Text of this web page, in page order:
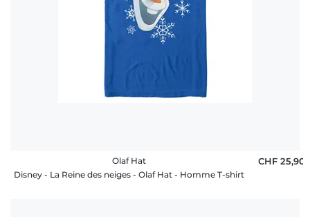
Olaf Hat
Disney - La Reine des neiges - Olaf Hat - Homme T-shirt
CHF 25,90